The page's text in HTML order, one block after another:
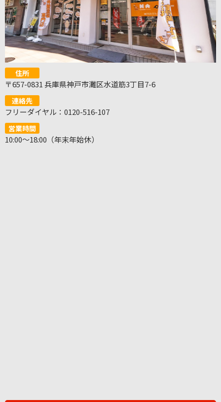
住所
〒657-0831 兵庫県神戸市灘区水道筋3丁目7-6
連絡先
フリーダイヤル：0120-516-107
営業時間
10:00～18:00（年末年始休）